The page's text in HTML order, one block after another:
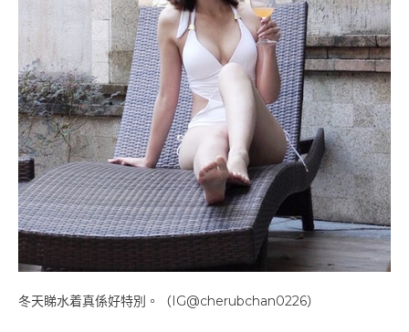
冬天睇水着真係好特別。（IG@cherubchan0226）